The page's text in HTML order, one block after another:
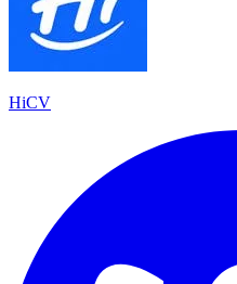
HiCV